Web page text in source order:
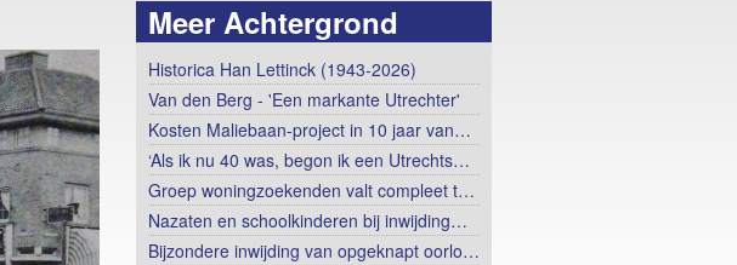
Meer Achtergrond
Historica Han Lettinck (1943-2026)
Van den Berg - 'Een markante Utrechter'
Kosten Maliebaan-project in 10 jaar van…
‘Als ik nu 40 was, begon ik een Utrechts…
Groep woningzoekenden valt compleet t…
Nazaten en schoolkinderen bij inwijding…
Bijzondere inwijding van opgeknapt oorlo…